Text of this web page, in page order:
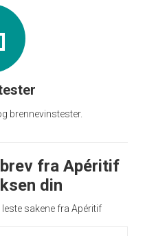
brennevinstester.
fra Apéritif
din
sakene fra Apéritif